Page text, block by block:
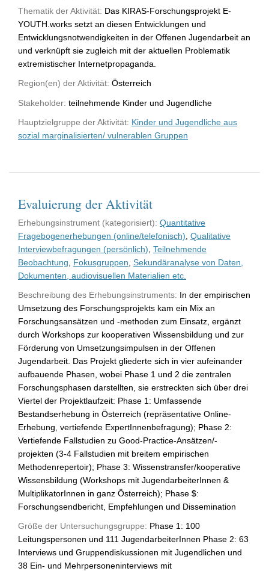
Thematik der Aktivität: Das KIRAS-Forschungsprojekt E-
YOUTH.works setzt an diesen Entwicklungen und
Entwicklungsnotwendigkeiten in der Offenen Jugendarbeit an
und verknüpft sie zugleich mit der aktuellen Problematik
extremistischer Internetpropaganda.
Region(en) der Aktivität: Österreich
Stakeholder: teilnehmende Kinder und Jugendliche
Hauptzielgruppe der Aktivität: Kinder und Jugendliche aus
sozial marginalisierten/ vulnerablen Gruppen
Evaluierung der Aktivität
Erhebungsinstrument (kategorisiert): Quantitative
Fragebogenerhebungen (online/telefonisch) Qualitative
Interviewbefragungen (persönlich) Teilnehmende
Beobachtung
Fokusgruppen Sekundäranalyse von Daten,
Dokumenten, audiovisuellen Materialien etc.
Beschreibung des Erhebungsinstruments: In der empirischen
Umsetzung des Forschungsprojekts kam ein Mix an
Forschungsansätzen und -methoden zum Einsatz, ergänzt
durch Workshops zur kooperativen Wissensbildung und zur
Förderung von Umsetzungsimpulsen in der Offenen
Jugendarbeit. Das Projekt gliederte sich in vier aufeinander
aufbauende Phasen, wobei Phase 1 und 2 die zentralen
Forschungsphasen darstellten, sie erstreckten sich über drei
Viertel der Projektlaufzeit: Phase 1: Umfassende
Bestandserhebung in Österreich (repräsentative Online-
Erhebung, vertiefende ExpertInnenbefragung); Phase 2:
Vertiefende Fallstudien zu Good-Practice-Ansätzen/-
projekten (3-4 Fallstudien mit breitem empirischen
Methodenrepertoir); Phase 3: Wissenstransfer/kooperative
Wissensbildung (Workshops mit JugendarbeiterInnen &
MultiplikatorInnen in ganz Österreich); Phase $:
Forschungsendbericht, Empfehlungen und Dissemination
Größe der Untersuchungsgruppe: Phase 1: 100
Leitungspersonen und 111 JugendarbeiterInnen Phase 2: 63
Interviews und Gruppendiskussionen mit Jugendlichen und
38 Ein- und Mehrpersoneninterviews mit